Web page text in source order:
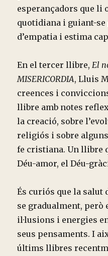
esperançadors que li
quotidiana i guiant-
d’empatia i estima
En el tercer llibre,El
MISERICORDIA, Lluis
creences i
llibre amb notes
la creació, sobre
religiós i sobre
fe cristiana. Un llibre
Déu-amor, el Déu-
És curiós que la salut
se gradualment, però
il·lusions i energies
seus pensaments. I
últims llibres